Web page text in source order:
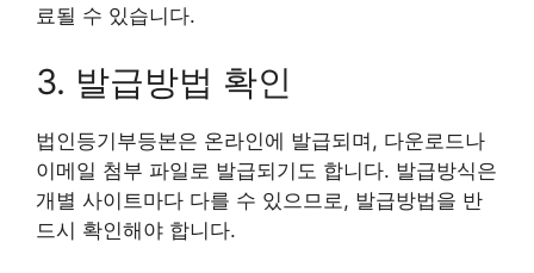
료될 수 있습니다.
3. 발급방법 확인
법인등기부등본은 온라인에 발급되며, 다운로드나
이메일 첨부 파일로 발급되기도 합니다. 발급방식은
개별 사이트마다 다를 수 있으므로, 발급방법을 반
드시 확인해야 합니다.